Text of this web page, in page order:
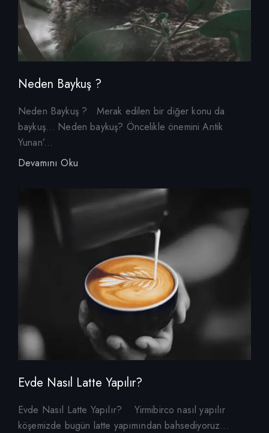
Neden Baykuş ?
Neden Baykuş ? Merak edilen bir diğer konu da
baykuş… Neden baykuş? Öncelikle önemini Antik
Yunan’...
Devamını Oku
Evde Nasıl Latte Yapılır?
Evde Nasıl Latte Yapılır? Yirmibirco nasıl yapılır
köşemizde bugün latte yapımından bahsediyoruz...